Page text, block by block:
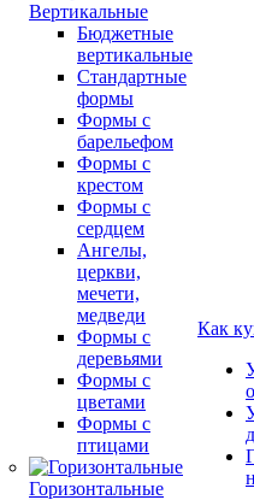
Вертикальные
Бюджетные
вертикальные
Стандартные
формы
Формы с
барельефом
Формы с
крестом
Формы с
сердцем
Ангелы,
церкви,
мечети,
медведи
Формы с
деревьями
Формы с
цветами
Формы с
птицами
Горизонтальные
Как